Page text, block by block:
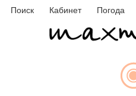
Поиск Кабинет Погода